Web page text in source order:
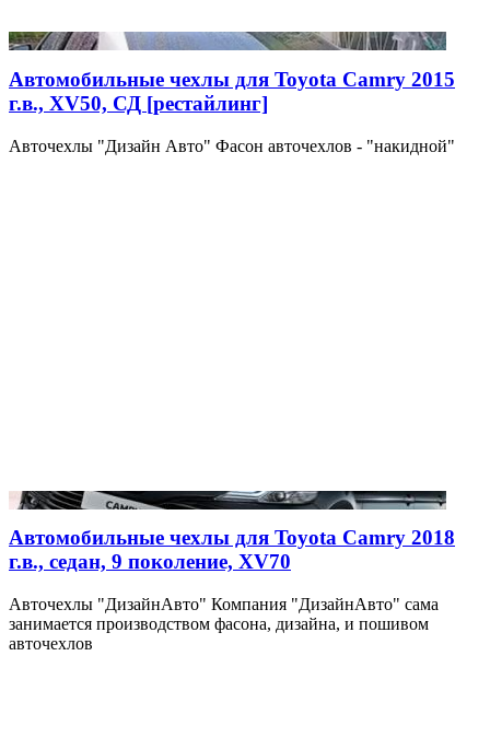
Автомобильные чехлы для Toyota Camry 2015
г.в., XV50, СД [рестайлинг]
Авточехлы "Дизайн Авто" Фасон авточехлов - "накидной"
Автомобильные чехлы для Toyota Camry 2018
г.в., седан, 9 поколение, XV70
Авточехлы "ДизайнАвто" Компания "ДизайнАвто" сама
занимается производством фасона, дизайна, и пошивом
авточехлов